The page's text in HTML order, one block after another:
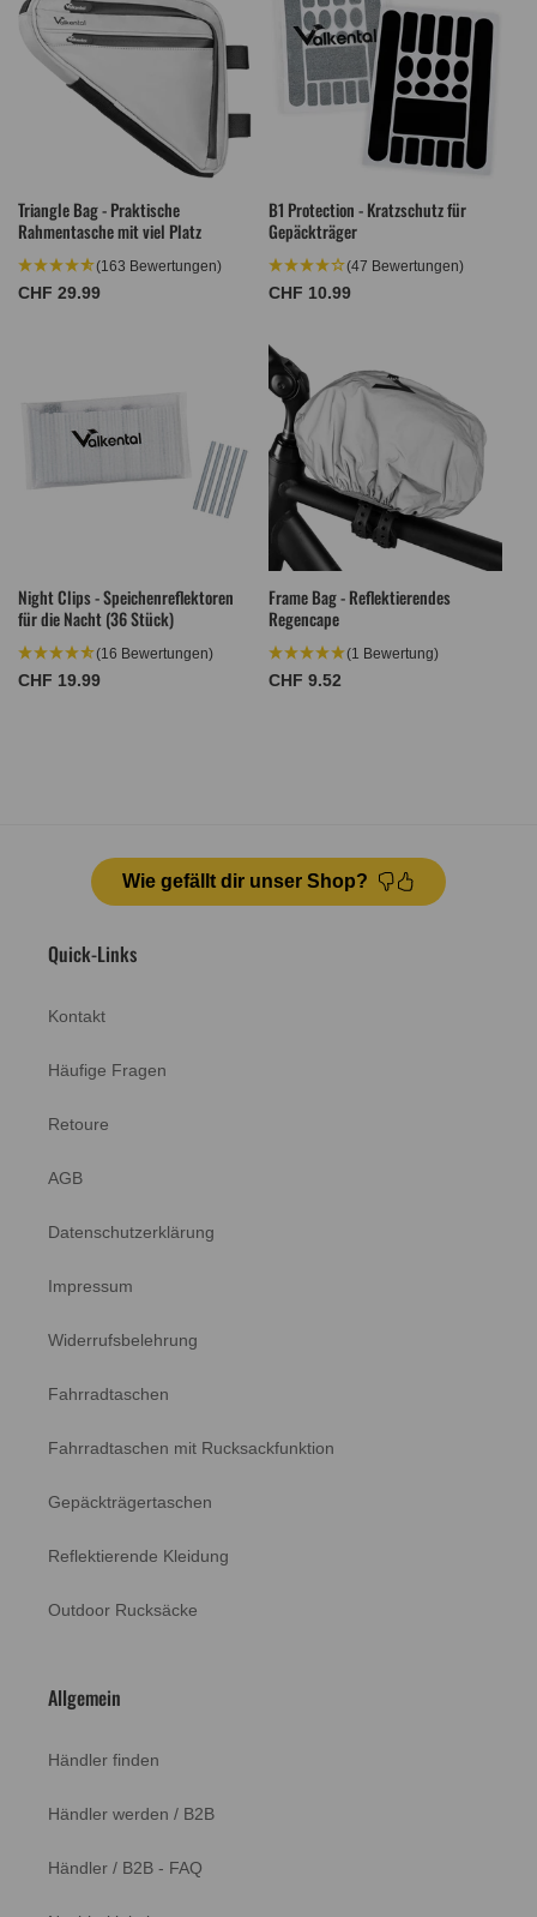
Triangle Bag - Praktische
Rahmentasche mit viel Platz
(163 Bewertungen)
Normaler
CHF 29.99
B1 Protection - Kratzschutz für
Gepäckträger
(47 Bewertungen)
Normaler
CHF 10.99
Night Clips - Speichenreflektoren
für die Nacht (36 Stück)
(16 Bewertungen)
Normaler
CHF 19.99
Frame Bag - Reflektierendes
Regencape
(1 Bewertung)
Normaler
CHF 9.52
Wie gefällt dir unser Shop?
Quick-Links
Kontakt
Häufige Fragen
Retoure
AGB
Datenschutzerklärung
Impressum
Widerrufsbelehrung
Fahrradtaschen
Fahrradtaschen mit Rucksackfunktion
Gepäckträgertaschen
Reflektierende Kleidung
Outdoor Rucksäcke
Allgemein
Händler finden
Händler werden / B2B
Händler / B2B - FAQ
Jessica
3in1 Smart Jacket - Wasserdichte Jacke mit Fleece Zipp-
In - Herren
Hilfreich?